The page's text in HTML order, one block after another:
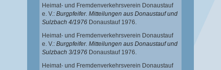
Heimat- und Fremdenverkehrsverein Donaustauf
e. V.: Burgpfeifer. Mitteilungen aus Donaustauf und
Sulzbach 4/1976 Donaustauf 1976.
Heimat- und Fremdenverkehrsverein Donaustauf
e. V.: Burgpfeifer. Mitteilungen aus Donaustauf und
Sulzbach 3/1976 Donaustauf 1976.
Heimat- und Fremdenverkehrsverein Donaustauf